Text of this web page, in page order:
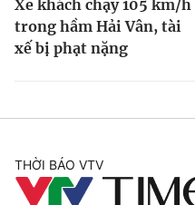
Xe khách chạy 105 km/h
trong hầm Hải Vân, tài
xế bị phạt nặng
THỜI BÁO VTV